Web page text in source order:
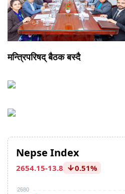
मन्त्रिपरिषद् बैठक बस्दै